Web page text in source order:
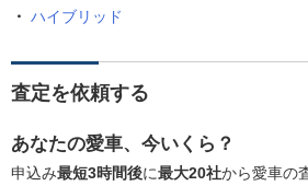
ハイブリッド
査定を依頼する
あなたの愛車、今いくら？
申込み最短3時間後に最大20社から愛車の